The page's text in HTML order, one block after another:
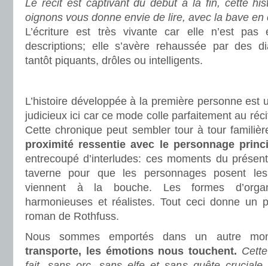
Le récit est captivant du début à la fin, cette
oignons vous donne envie de lire, avec la bave en
L’écriture est très vivante car elle n’est pas
descriptions; elle s’avère rehaussée par des
tantôt piquants, drôles ou intelligents.
L’histoire développée à la première personne est
judicieux ici car ce mode colle parfaitement au
Cette chronique peut sembler tour à tour
proximité ressentie avec le personnage
entrecoupé d’interludes: ces moments du
taverne pour que les personnages posent
viennent à la bouche. Les formes
harmonieuses et réalistes. Tout ceci donne un
roman de Rothfuss.
Nous sommes emportés dans un autre
transporte, les émotions nous touchent.